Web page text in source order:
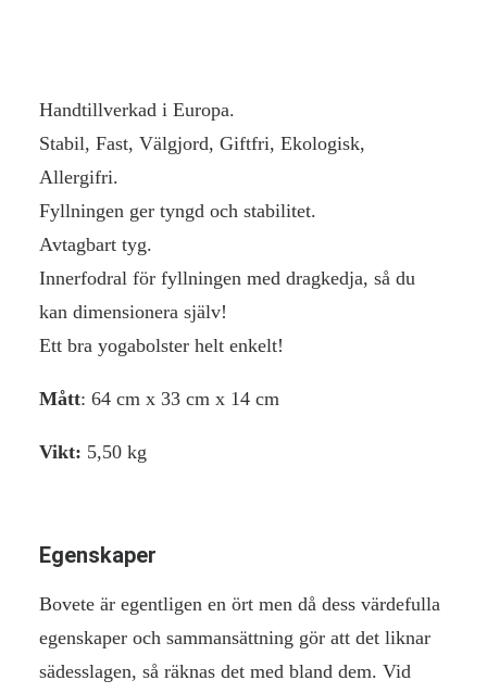
Handtillverkad i Europa.
Stabil, Fast, Välgjord, Giftfri, Ekologisk,
Allergifri.
Fyllningen ger tyngd och stabilitet.
Avtagbart tyg.
Innerfodral för fyllningen med dragkedja, så du
kan dimensionera själv!
Ett bra yogabolster helt enkelt!
Mått: 64 cm x 33 cm x 14 cm
Vikt: 5,50 kg
Egenskaper
Bovete är egentligen en ört men då dess värdefulla
egenskaper och sammansättning gör att det liknar
sädesslagen, så räknas det med bland dem. Vid